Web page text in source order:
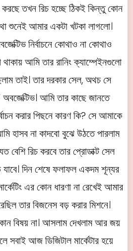
তখন রিচ হচ্ছে ঠিকই কিন্তু কোন
শুনেই আমার একটা খটকা লাগলো।
নির্বাচনে কোথাও না কোথাও
আমি তার রানিং ক্যাম্পেইনগুলো
তাই। তার দরকার সেল, অথচ সে
অবজেক্টিভ। আমি তার কাছে জানতে
করার পিছনে কারণ কি? সে আমাকে
হাসব না কাদবো বুঝে উঠতে পারলাম
বেশি রিচ করবে তার প্রোডাক্ট সেল
দিন শেষে ফলাফল একদম শূন্যর
এর কোন ধারণা না রেখেই আমার
তার বিজনেস বড় করার মিশনে।
বিষয় না। আসলাম দেখলাম আর জয়
আজ ডিজিটাল মার্কেটার হয়ে